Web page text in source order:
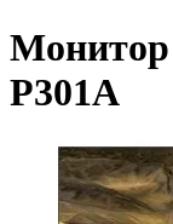
P301A